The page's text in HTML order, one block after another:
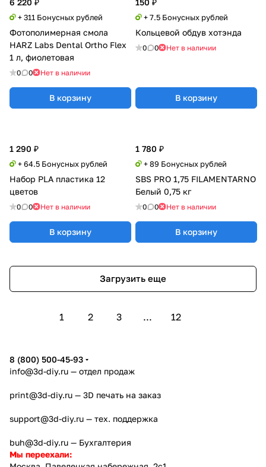
6 220 ₽
+ 311 Бонусных рублей
Фотополимерная смола
HARZ Labs Dental Ortho Flex
1 л, фиолетовая
0 0 Нет в наличии
В корзину
150 ₽
+ 7.5 Бонусных рублей
Кольцевой обдув хотэнда
0 0 Нет в наличии
В корзину
1 290 ₽
+ 64.5 Бонусных рублей
Набор PLA пластика 12
цветов
0 0 Нет в наличии
В корзину
1 780 ₽
+ 89 Бонусных рублей
SBS PRO 1,75 FILAMENTARNO
Белый 0,75 кг
0 0 Нет в наличии
В корзину
Загрузить еще
1 2 3 ... 12
8 (800) 500-45-93
info@3d-diy.ru — отдел продаж
print@3d-diy.ru — 3D печать на заказ
support@3d-diy.ru — тех. поддержка
buh@3d-diy.ru — Бухгалтерия
Мы переехали: